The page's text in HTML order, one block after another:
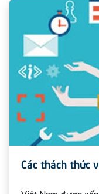
doanh nghiệp.
Các thách thức